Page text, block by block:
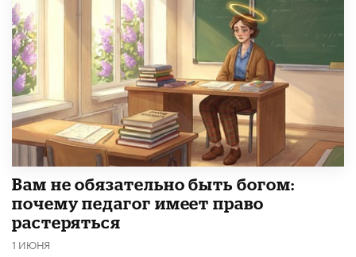
​Вам не обязательно быть богом:
почему педагог имеет право
растеряться
1 ИЮНЯ